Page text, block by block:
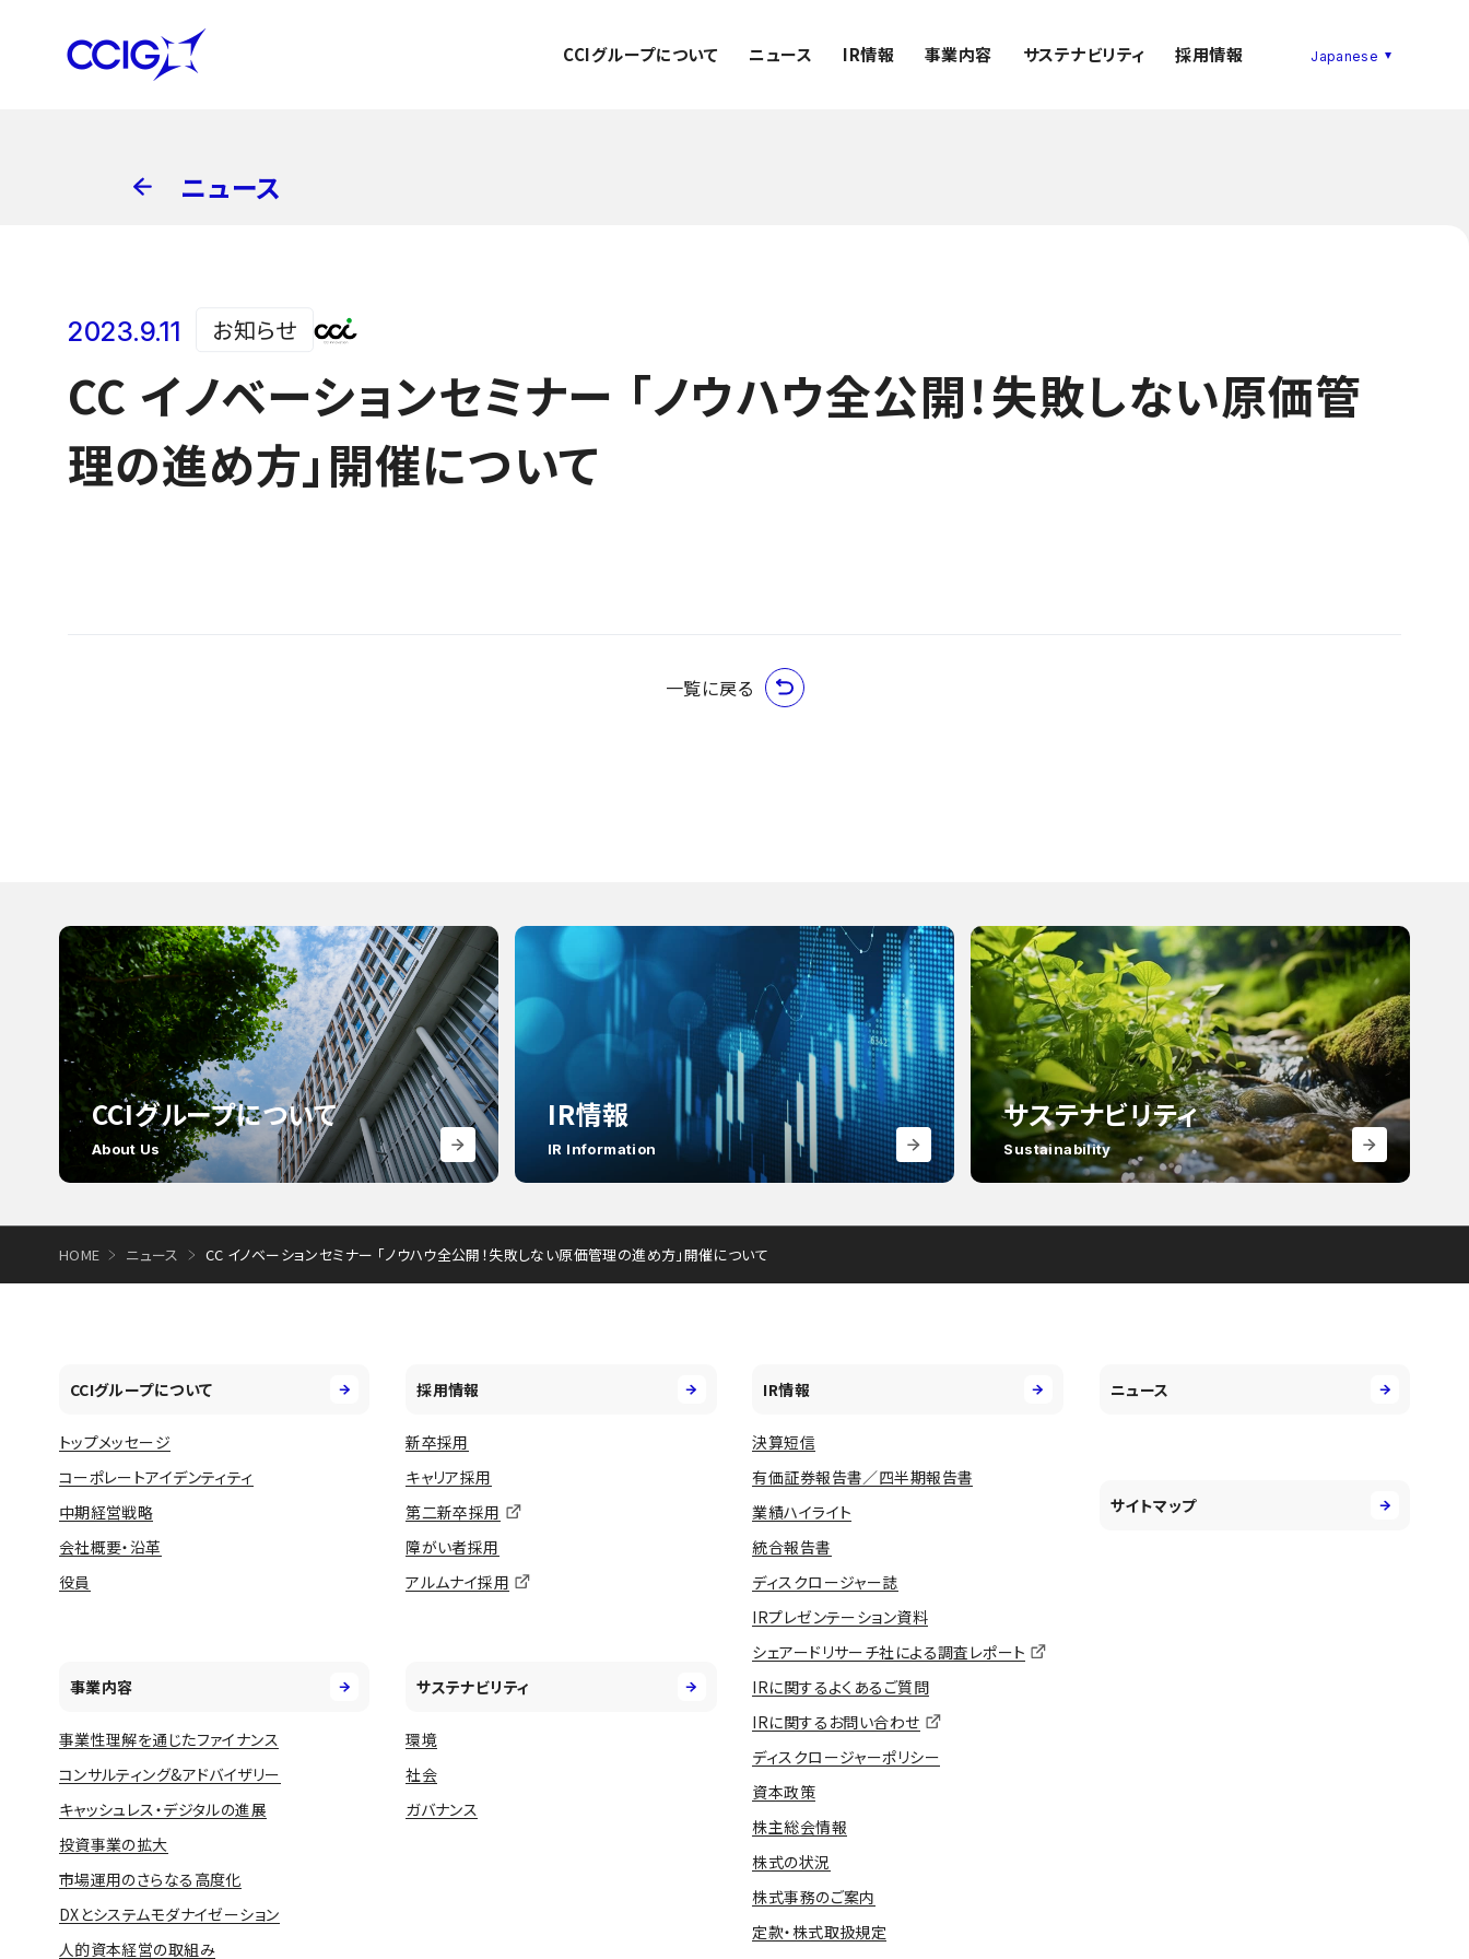
CCIグループについて ニュース IR情報 事業内容 サステナビリティ 採用情報
ニュース
2023.9.11 お知らせ
CC イノベーションセミナー 「ノウハウ全公開！失敗しない原価管
理の進め方」開催について
一覧に戻る
CCIグループについて
About Us
IR情報
IR Information
サステナビリティ
Sustainability
HOME ニュース CC イノベーションセミナー 「ノウハウ全公開！失敗しない原価管理の進め方」開催について
CCIグループについて
トップメッセージ
コーポレートアイデンティティ
中期経営戦略
会社概要・沿革
役員
事業内容
事業性理解を通じたファイナンス
コンサルティング&アドバイザリー
キャッシュレス・デジタルの進展
投資事業の拡大
市場運用のさらなる高度化
DXとシステムモダナイゼーション
人的資本経営の取組み
採用情報
新卒採用
キャリア採用
第二新卒採用
障がい者採用
アルムナイ採用
サステナビリティ
環境
社会
ガバナンス
IR情報
決算短信
有価証券報告書／四半期報告書
業績ハイライト
統合報告書
ディスクロージャー誌
IRプレゼンテーション資料
シェアードリサーチ社による調査レポート
IRに関するよくあるご質問
IRに関するお問い合わせ
ディスクロージャーポリシー
資本政策
株主総会情報
株式の状況
株式事務のご案内
定款・株式取扱規定
ニュース
サイトマップ